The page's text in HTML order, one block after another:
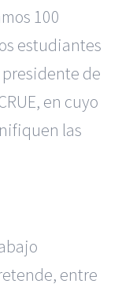
100
estudiantes
presidente de
en cuyo
las
entre